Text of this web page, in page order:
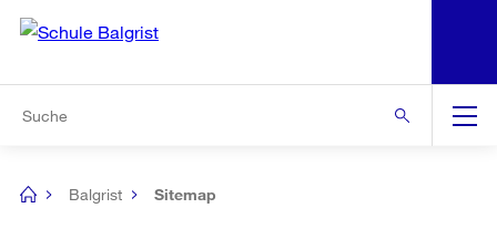
Navigation
[no
Balgrist Sitemap